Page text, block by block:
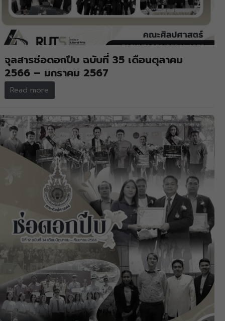
จุลสารช่อดอกปีบ ฉบับที่ 35 เดือนตุลาคม
2566 – มกราคม 2567
Read more